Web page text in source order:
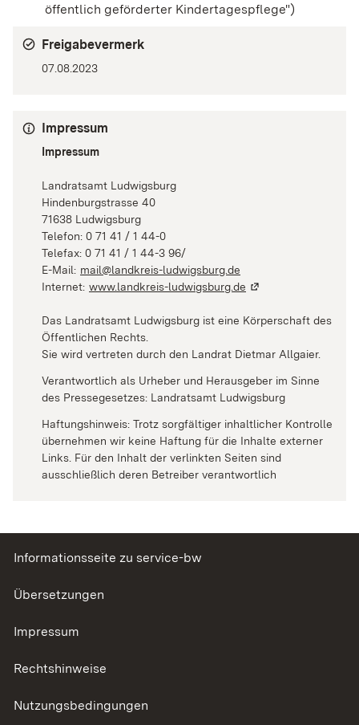
öffentlich geförderter Kindertagespflege")
Freigabevermerk
07.08.2023
Impressum
Impressum
Landratsamt Ludwigsburg
Hindenburgstrasse 40
71638 Ludwigsburg
Telefon: 0 71 41 / 1 44-0
Telefax: 0 71 41 / 1 44-3 96/
E-Mail: mail@landkreis-ludwigsburg.de
Internet: www.landkreis-ludwigsburg.de (Wird in einem
Das Landratsamt Ludwigsburg ist eine Körperschaft des
Öffentlichen Rechts.
Sie wird vertreten durch den Landrat Dietmar Allgaier.
Verantwortlich als Urheber und Herausgeber im Sinne
des Pressegesetzes: Landratsamt Ludwigsburg
Haftungshinweis: Trotz sorgfältiger inhaltlicher Kontrolle
übernehmen wir keine Haftung für die Inhalte externer
Links. Für den Inhalt der verlinkten Seiten sind
ausschließlich deren Betreiber verantwortlich
Informationsseite zu service-bw
Übersetzungen
Impressum
Rechtshinweise
Nutzungsbedingungen